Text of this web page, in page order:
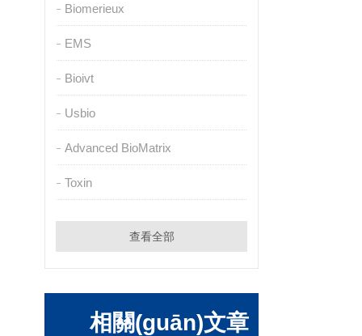
Biomerieux
EMS
Bioivt
Usbio
Advanced BioMatrix
Toxin
查看全部
相關(guān)文章